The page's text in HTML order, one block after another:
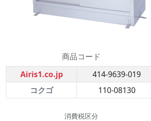
商品コード
Airis1.co.jp
414-9639-019
コクゴ
110-08130
消費税区分